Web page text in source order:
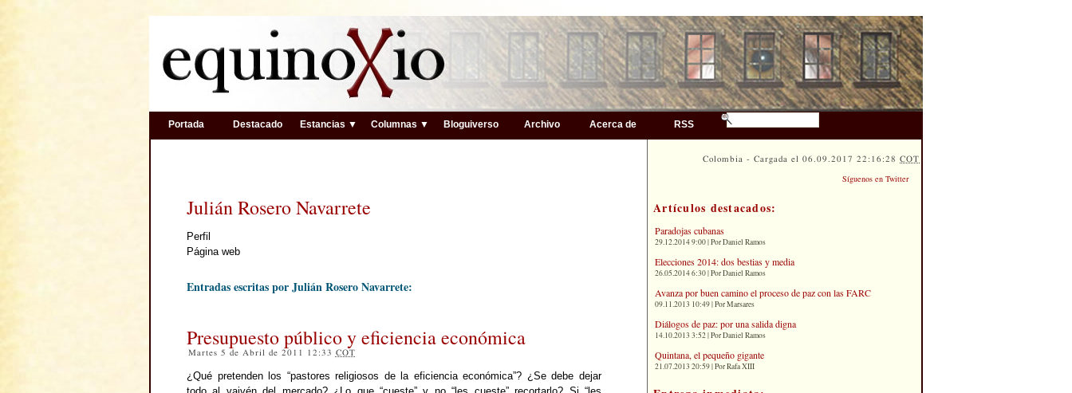
Portada Destacado Estancias ▼ Columnas ▼ Bloguiverso Archivo Acerca de RSS
Colombia - Cargada el 06.09.2017 22:16:28COT
Julián Rosero Navarrete
Perfil
Página web
Entradas escritas por Julián Rosero Navarrete:
Presupuesto público y eficiencia económica
Martes 5 de Abril de 2011 12:33 COT
¿Qué pretenden los “pastores religiosos de la eficiencia económica”? ¿Se debe dejar
Síguenos en Twitter
Artículos destacados:
Paradojas cubanas
29.12.2014 9:00 | Por Daniel Ramos
Elecciones 2014: dos bestias y media
26.05.2014 6:30 | Por Daniel Ramos
Avanza por buen camino el proceso de paz con las FARC
09.11.2013 10:49 | Por Marsares
Diálogos de paz: por una salida digna
14.10.2013 3:52 | Por Daniel Ramos
Quintana, el pequeño gigante
21.07.2013 20:59 | Por Rafa XIII